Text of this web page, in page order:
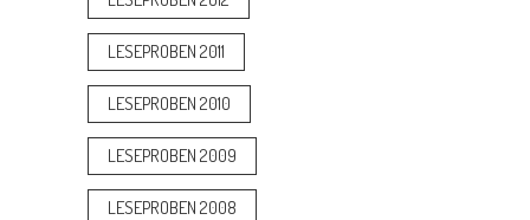
LESEPROBEN 2011
LESEPROBEN 2010
LESEPROBEN 2009
LESEPROBEN 2008